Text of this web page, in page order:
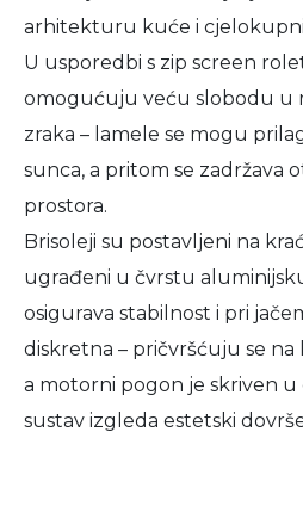
arhitekturu kuće i
U usporedbi s zip screen
omogućuju veću slobodu u
zraka – lamele se mogu
sunca, a pritom se zadržava
prostora.
Brisoleji su postavljeni na
ugrađeni u čvrstu
osigurava stabilnost i pri
diskretna – pričvršćuju se
a motorni pogon je skriven
sustav izgleda estetski